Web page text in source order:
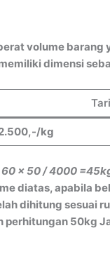
volume barang
dimensi
kg
x 50 / 4000
diatas, apabila
dihitung sesuai
perhitungan 50kg